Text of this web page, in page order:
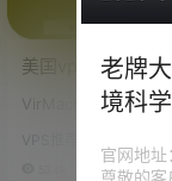
美国vps低至月付1
之王，超高性价比
VirMach官方测速
机房测试IP
VirMach速度怎么样
少？本文汇总
地址，包括VirMach
0
老牌
境科
官网地址
尊敬的